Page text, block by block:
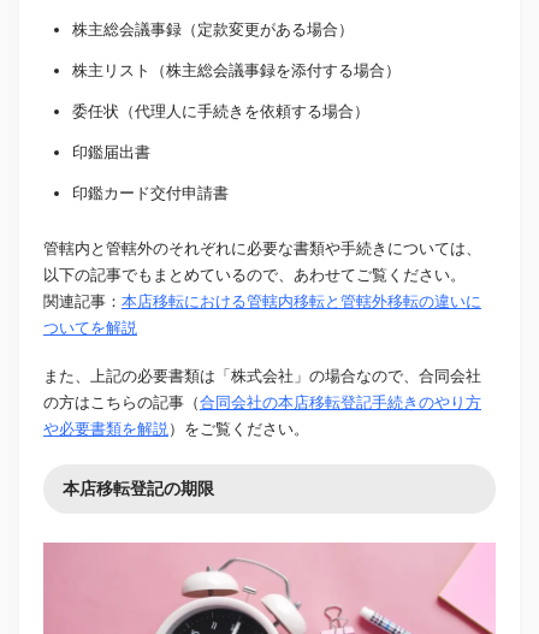
株主総会議事録（定款変更がある場合）
株主リスト（株主総会議事録を添付する場合）
委任状（代理人に手続きを依頼する場合）
印鑑届出書
印鑑カード交付申請書
管轄内と管轄外のそれぞれに必要な書類や手続きについては、
以下の記事でもまとめているので、あわせてご覧ください。
関連記事： 本店移転における管轄内移転と管轄外移転の違いに
ついてを解説
また、上記の必要書類は「株式会社」の場合なので、合同会社
の方はこちらの記事（合同会社の本店移転登記手続きのやり方
や必要書類を解説）をご覧ください。
本店移転登記の期限